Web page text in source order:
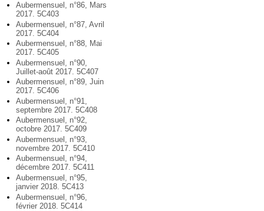
Aubermensuel, n°86, Mars
2017. 5C403
Aubermensuel, n°87, Avril
2017. 5C404
Aubermensuel, n°88, Mai
2017. 5C405
Aubermensuel, n°90,
Juillet-août 2017. 5C407
Aubermensuel, n°89, Juin
2017. 5C406
Aubermensuel, n°91,
septembre 2017. 5C408
Aubermensuel, n°92,
octobre 2017. 5C409
Aubermensuel, n°93,
novembre 2017. 5C410
Aubermensuel, n°94,
décembre 2017. 5C411
Aubermensuel, n°95,
janvier 2018. 5C413
Aubermensuel, n°96,
février 2018. 5C414